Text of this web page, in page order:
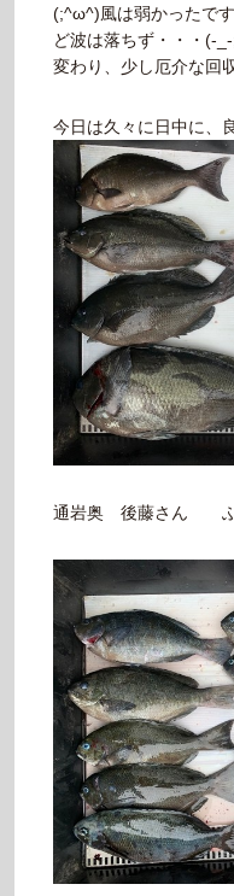
(;^ω^)風は弱かったで
ど波は落ちず・・・(-
変わり、少し厄介な回
今日は久々に日中に、
通岩奥 後藤さん